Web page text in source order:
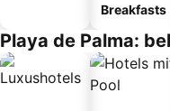
Breakfasts
Playa de Palma: